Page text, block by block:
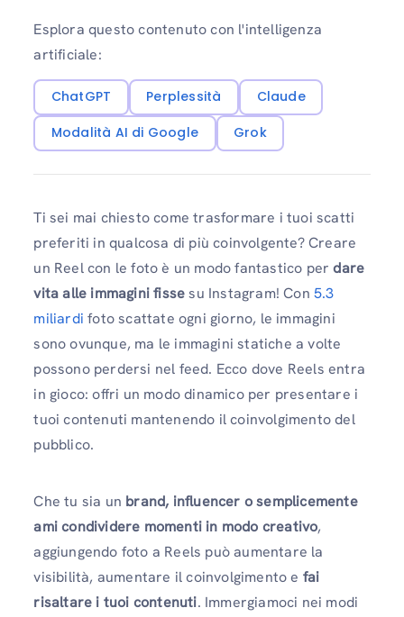
Esplora questo contenuto con l'intelligenza
artificiale:
ChatGPT Perplessità
Claude
Modalità AI di Google
Grok
Ti sei mai chiesto come trasformare i tuoi scatti
preferiti in qualcosa di più coinvolgente? Creare
un Reel con le foto è un modo fantastico perdare
vita alle immagini fissesu Instagram! Con5.3
miliardi foto scattate ogni giorno, le immagini
sono ovunque, ma le immagini statiche a volte
possono perdersi nel feed. Ecco dove Reels entra
in gioco: offri un modo dinamico per presentare i
tuoi contenuti mantenendo il coinvolgimento del
pubblico.
Che tu sia un brand, influencer o semplicemente
ami condividere momenti in modo creativo,
aggiungendo foto a Reels può aumentare la
visibilità, aumentare il coinvolgimento e fai
risaltare i tuoi contenuti. Immergiamoci nei modi